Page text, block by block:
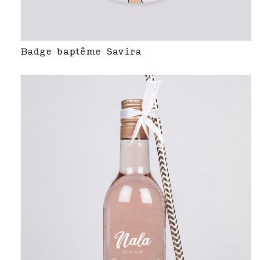
Badge baptême Savira